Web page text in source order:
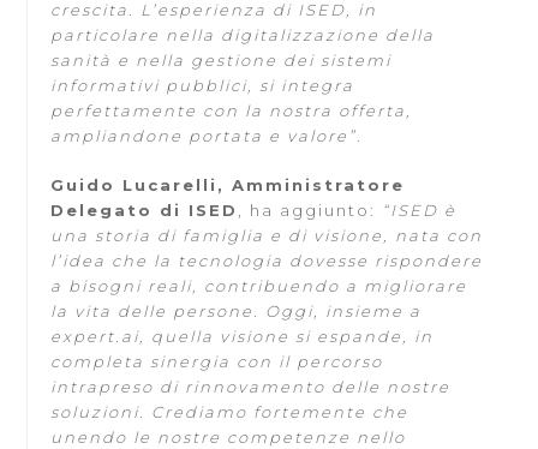
crescita. L’esperienza di ISED, in
particolare nella digitalizzazione della
sanità e nella gestione dei sistemi
informativi pubblici, si integra
perfettamente con la nostra offerta,
ampliandone portata e valore”.
Guido Lucarelli, Amministratore
Delegato di ISED , ha aggiunto: “ISED è
una storia di famiglia e di visione, nata con
l’idea che la tecnologia dovesse rispondere
a bisogni reali, contribuendo a migliorare
la vita delle persone. Oggi, insieme a
expert.ai, quella visione si espande, in
completa sinergia con il percorso
intrapreso di rinnovamento delle nostre
soluzioni. Crediamo fortemente che
unendo le nostre competenze nello